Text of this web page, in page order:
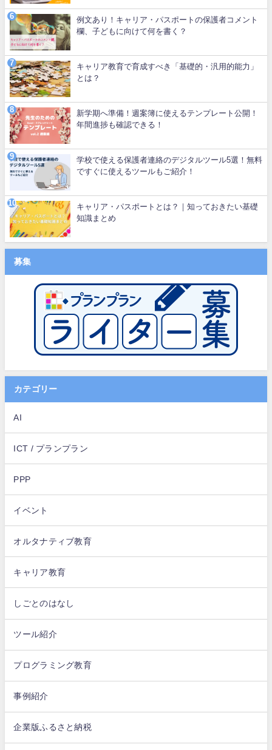
例文あり！キャリア・パスポートの保護者コメント
欄、子どもに向けて何を書く？
キャリア教育で育成すべき「基礎的・汎用的能力」
とは？
新学期へ準備！週案簿に使えるテンプレート公開！
年間進捗も確認できる！
学校で使える保護者連絡のデジタルツール5選！無料
ですぐに使えるツールもご紹介！
キャリア・パスポートとは？｜知っておきたい基礎
知識まとめ
募集
カテゴリー
AI
ICT / プランプラン
PPP
イベント
オルタナティブ教育
キャリア教育
しごとのはなし
ツール紹介
プログラミング教育
事例紹介
企業版ふるさと納税